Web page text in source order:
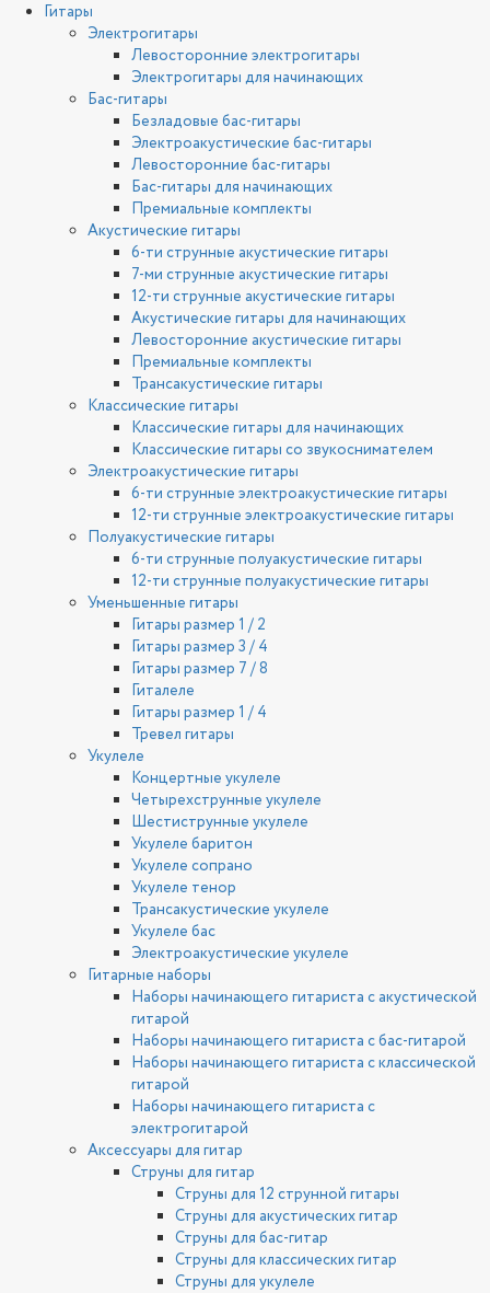
Гитары
Электрогитары
Левосторонние электрогитары
Электрогитары для начинающих
Бас-гитары
Безладовые бас-гитары
Электроакустические бас-гитары
Левосторонние бас-гитары
Бас-гитары для начинающих
Премиальные комплекты
Акустические гитары
6-ти струнные акустические гитары
7-ми струнные акустические гитары
12-ти струнные акустические гитары
Акустические гитары для начинающих
Левосторонние акустические гитары
Премиальные комплекты
Трансакустические гитары
Классические гитары
Классические гитары для начинающих
Классические гитары со звукоснимателем
Электроакустические гитары
6-ти струнные электроакустические гитары
12-ти струнные электроакустические гитары
Полуакустические гитары
6-ти струнные полуакустические гитары
12-ти струнные полуакустические гитары
Уменьшенные гитары
Гитары размер 1 / 2
Гитары размер 3 / 4
Гитары размер 7 / 8
Гиталеле
Гитары размер 1 / 4
Тревел гитары
Укулеле
Концертные укулеле
Четырехструнные укулеле
Шестиструнные укулеле
Укулеле баритон
Укулеле сопрано
Укулеле тенор
Трансакустические укулеле
Укулеле бас
Электроакустические укулеле
Гитарные наборы
Наборы начинающего гитариста с акустической
гитарой
Наборы начинающего гитариста с бас-гитарой
Наборы начинающего гитариста с классической
гитарой
Наборы начинающего гитариста с
электрогитарой
Аксессуары для гитар
Струны для гитар
Струны для 12 струнной гитары
Струны для акустических гитар
Струны для бас-гитар
Струны для классических гитар
Струны для укулеле